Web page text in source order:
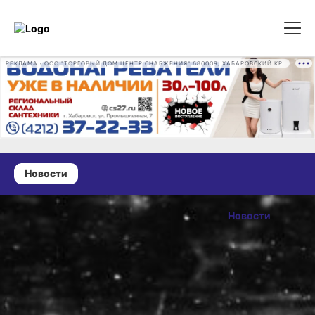
Новости
18 июля 2025 г., 18:54
Интенсивные
ливни и ветер
обрушатся
на север
Хабаровского
Новости
ОПУБЛИКОВАНО
18 июля 2025 г., 18:54